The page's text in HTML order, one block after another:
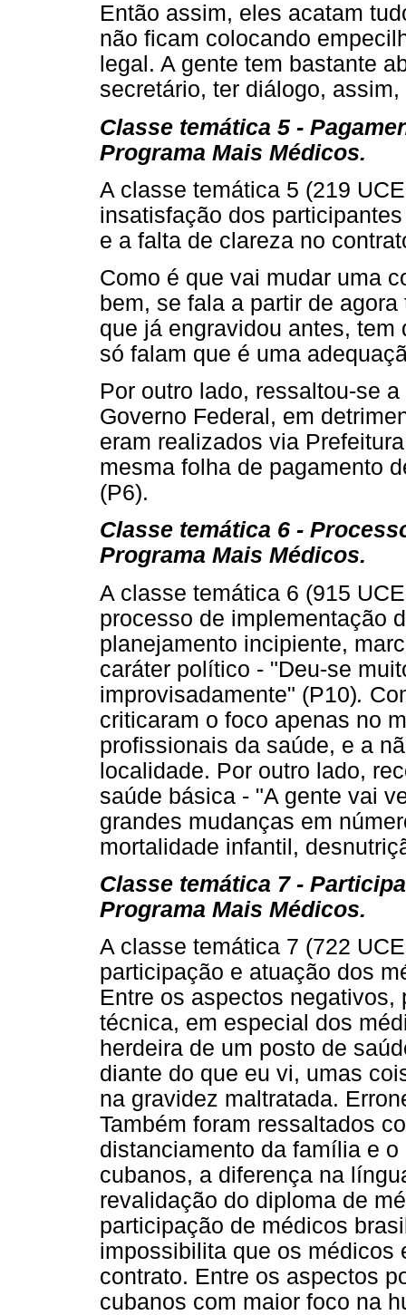
Então assim, eles acatam
não ficam colocando
legal. A gente tem bastante
secretário, ter diálogo,
Classe temática 5 -
Programa Mais Médicos.
A classe temática 5 (219
insatisfação dos
e a falta de clareza no
Como é que vai mudar uma
bem, se fala a partir de
que já engravidou antes,
só falam que é uma
Por outro lado, ressaltou-se
Governo Federal, em
eram realizados via
mesma folha de pagamento
(P6).
Classe temática 6 -
Programa Mais Médicos.
A classe temática 6 (915
processo de implementação
planejamento incipiente,
caráter político - "Deu-se
improvisadamente" (P10).
criticaram o foco apenas no
profissionais da saúde, e a
localidade. Por outro lado,
saúde básica - "A gente vai
grandes mudanças em
mortalidade infantil,
Classe temática 7 -
Programa Mais Médicos.
A classe temática 7 (722
participação e atuação dos
Entre os aspectos
técnica, em especial dos
herdeira de um posto de
diante do que eu vi, umas
na gravidez maltratada.
Também foram ressaltados
distanciamento da família e
cubanos, a diferença na
revalidação do diploma de
participação de médicos
impossibilita que os médicos
contrato. Entre os aspectos
cubanos com maior foco na